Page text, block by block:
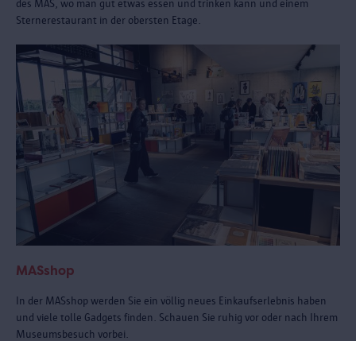
des MAS, wo man gut etwas essen und trinken kann und einem
Sternerestaurant in der obersten Etage.
MASshop
In der MASshop werden Sie ein völlig neues Einkaufserlebnis haben
und viele tolle Gadgets finden. Schauen Sie ruhig vor oder nach Ihrem
Museumsbesuch vorbei.